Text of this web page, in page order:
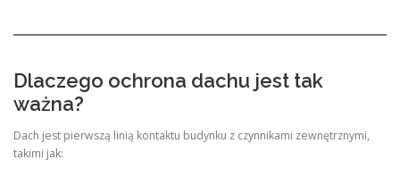
Dlaczego ochrona dachu jest tak
ważna?
Dach jest pierwszą linią kontaktu budynku z czynnikami zewnętrznymi,
takimi jak: